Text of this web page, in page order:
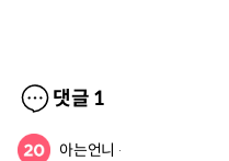
댓글 1
아는언니